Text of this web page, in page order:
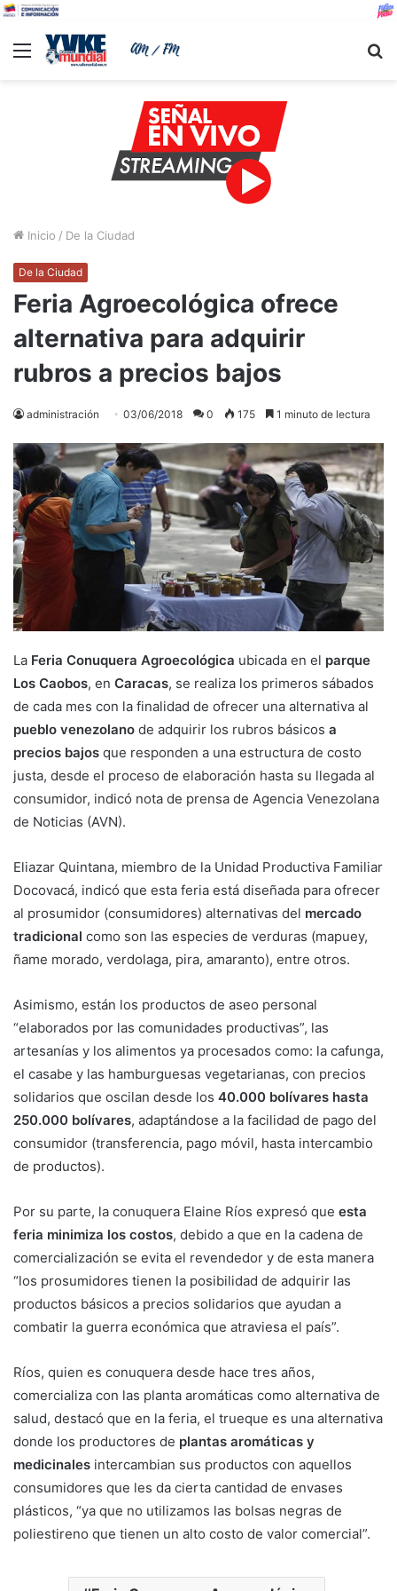
Menu
Inicio / De la Ciudad
De la Ciudad
Feria Agroecológica ofrece
alternativa para adquirir
rubros a precios bajos
administración 03/06/2018 0 175 1 minuto de lectura
La Feria Conuquera Agroecológica ubicada en el parque
Los Caobos, en Caracas, se realiza los primeros sábados
de cada mes con la finalidad de ofrecer una alternativa al
pueblo venezolano de adquirir los rubros básicos a
precios bajos que responden a una estructura de costo
justa, desde el proceso de elaboración hasta su llegada al
consumidor, indicó nota de prensa de Agencia Venezolana
de Noticias (AVN).
Eliazar Quintana, miembro de la Unidad Productiva Familiar
Docovacá, indicó que esta feria está diseñada para ofrecer
al prosumidor (consumidores) alternativas del mercado
tradicional como son las especies de verduras (mapuey,
ñame morado, verdolaga, pira, amaranto), entre otros.
Asimismo, están los productos de aseo personal
“elaborados por las comunidades productivas”, las
artesanías y los alimentos ya procesados como: la cafunga,
el casabe y las hamburguesas vegetarianas, con precios
solidarios que oscilan desde los 40.000 bolívares hasta
250.000 bolívares, adaptándose a la facilidad de pago del
consumidor (transferencia, pago móvil, hasta intercambio
de productos).
Por su parte, la conuquera Elaine Ríos expresó que esta
feria minimiza los costos, debido a que en la cadena de
comercialización se evita el revendedor y de esta manera
“los prosumidores tienen la posibilidad de adquirir las
productos básicos a precios solidarios que ayudan a
combatir la guerra económica que atraviesa el país”.
Ríos, quien es conuquera desde hace tres años,
comercializa con las planta aromáticas como alternativa de
salud, destacó que en la feria, el trueque es una alternativa
donde los productores de plantas aromáticas y
medicinales intercambian sus productos con aquellos
consumidores que les da cierta cantidad de envases
plásticos, “ya que no utilizamos las bolsas negras de
poliestireno que tienen un alto costo de valor comercial”.